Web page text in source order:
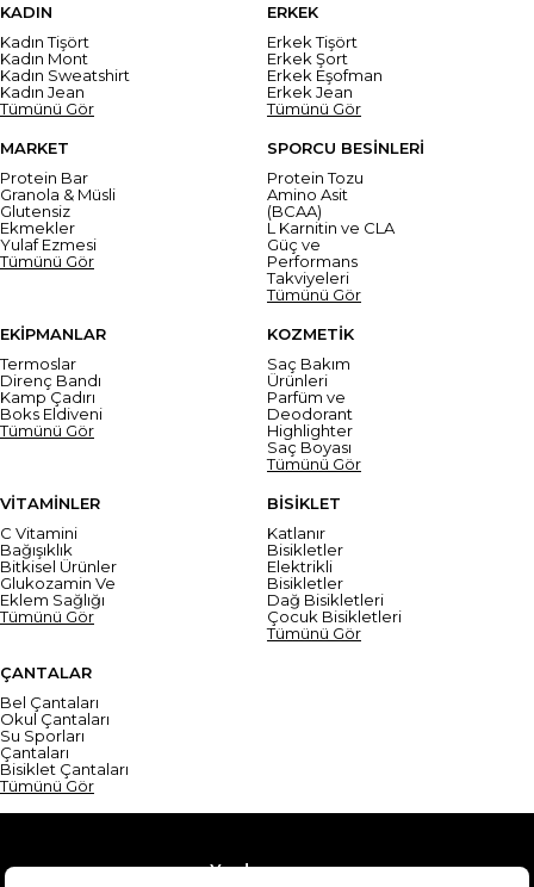
KADIN
Kadın Tişört
Kadın Mont
Kadın Sweatshirt
Kadın Jean
Tümünü Gör
ERKEK
Erkek Tişört
Erkek Şort
Erkek Eşofman
Erkek Jean
Tümünü Gör
MARKET
Protein Bar
Granola & Müsli
Glutensiz
Ekmekler
Yulaf Ezmesi
Tümünü Gör
SPORCU BESİNLERİ
Protein Tozu
Amino Asit
(BCAA)
L Karnitin ve CLA
Güç ve
Performans
Takviyeleri
Tümünü Gör
EKİPMANLAR
Termoslar
Direnç Bandı
Kamp Çadırı
Boks Eldiveni
Tümünü Gör
KOZMETİK
Saç Bakım
Ürünleri
Parfüm ve
Deodorant
Highlighter
Saç Boyası
Tümünü Gör
VİTAMİNLER
C Vitamini
Bağışıklık
Bitkisel Ürünler
Glukozamin Ve
Eklem Sağlığı
Tümünü Gör
BİSİKLET
Katlanır
Bisikletler
Elektrikli
Bisikletler
Dağ Bisikletleri
Çocuk Bisikletleri
Tümünü Gör
ÇANTALAR
Bel Çantaları
Okul Çantaları
Su Sporları
Çantaları
Bisiklet Çantaları
Tümünü Gör
Yardım